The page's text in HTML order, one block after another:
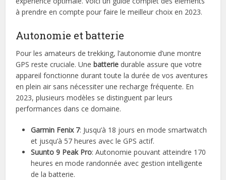
à prendre en compte pour faire le meilleur choix en 2023.
Autonomie et batterie
Pour les amateurs de trekking, l’autonomie d’une montre
GPS reste cruciale. Une batterie durable assure que votre
appareil fonctionne durant toute la durée de vos aventures
en plein air sans nécessiter une recharge fréquente. En
2023, plusieurs modèles se distinguent par leurs
performances dans ce domaine.
Garmin Fenix 7: Jusqu’à 18 jours en mode smartwatch
et jusqu’à 57 heures avec le GPS actif.
Suunto 9 Peak Pro: Autonomie pouvant atteindre 170
heures en mode randonnée avec gestion intelligente
de la batterie.